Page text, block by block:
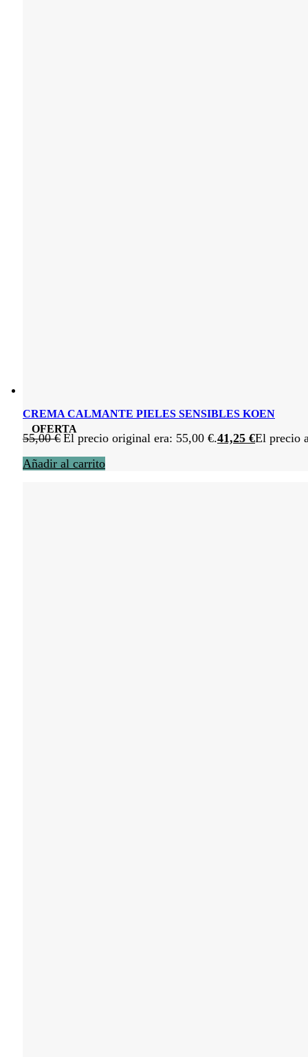
OFERTA
CREMA CALMANTE PIELES SENSIBLES KOEN
55,00€ El precio original era: 55,00 €.41,25 €El precio
Añadir al carrito